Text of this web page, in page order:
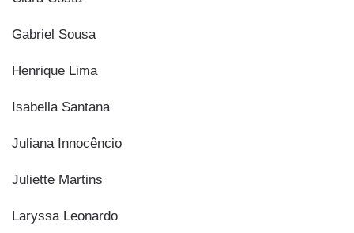
Gabriel Sousa
Henrique Lima
Isabella Santana
Juliana Innocêncio
Juliette Martins
Laryssa Leonardo